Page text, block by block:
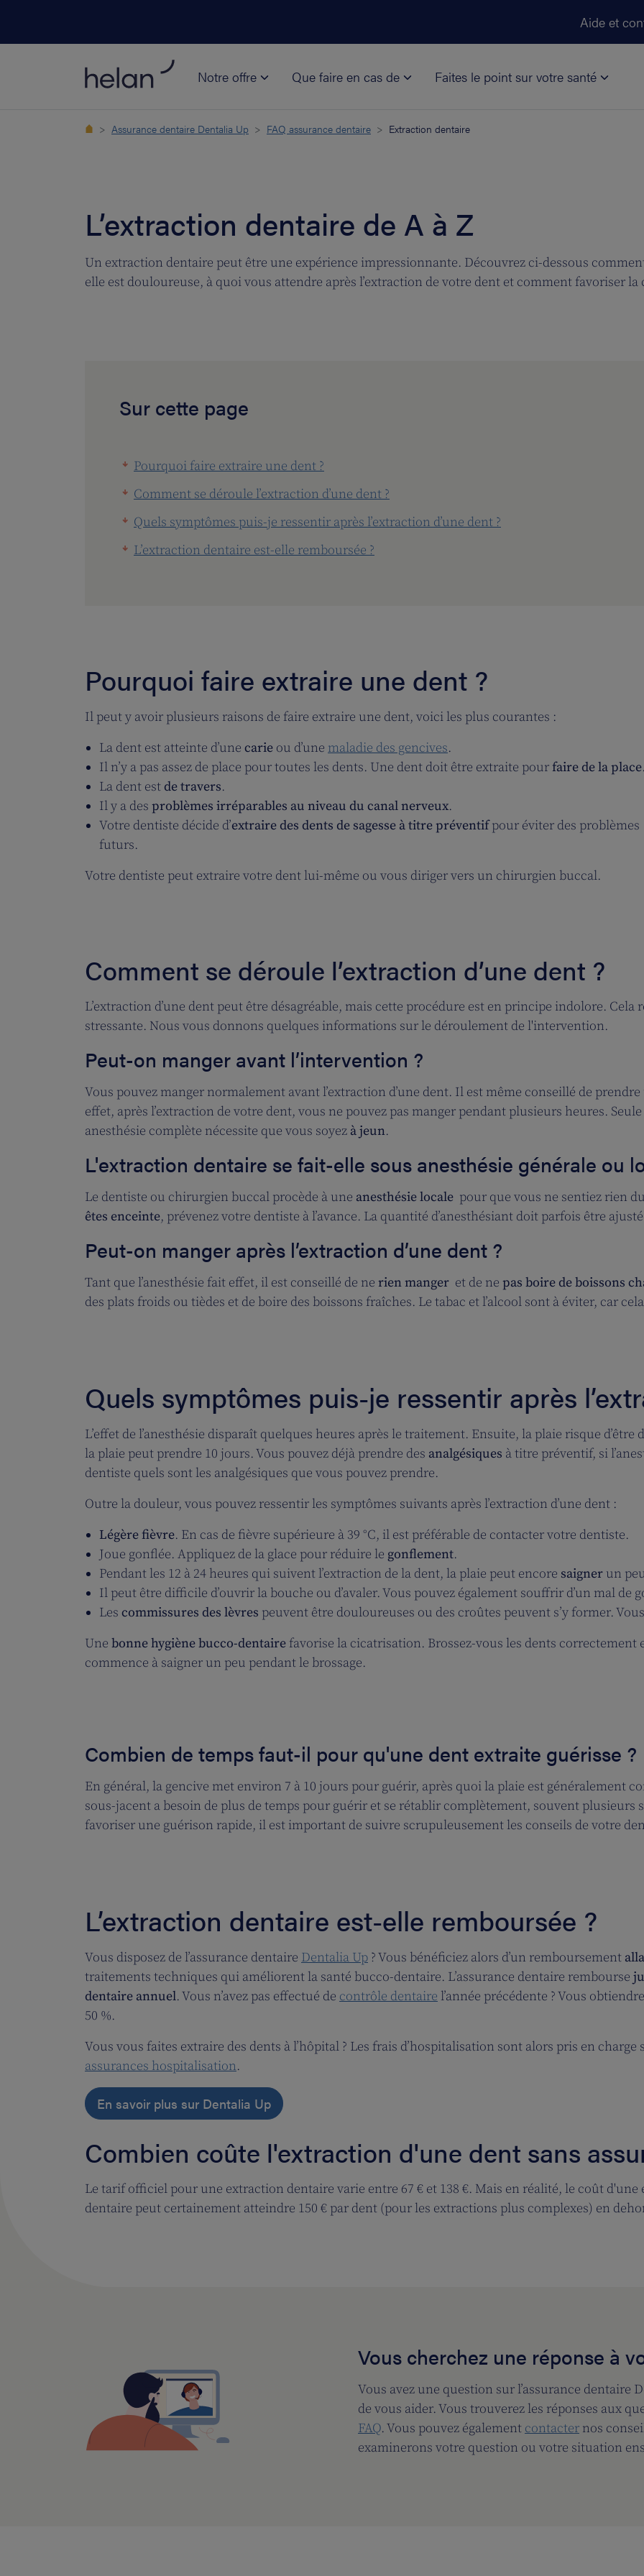
Aide et
Notre offre Que faire en cas de Faites le point sur votre santé
Assurance dentaire Dentalia Up FAQ assurance dentaire Extraction dentaire
L’extraction dentaire de A à Z
Un extraction dentaire peut être une expérience impressionnante. Découvrez ci-dessous
elle est douloureuse, à quoi vous attendre après l’extraction de votre dent et comment favoriser
Sur cette page
Pourquoi faire extraire une dent ?
Comment se déroule l’extraction d’une dent ?
Quels symptômes puis-je ressentir après l’extraction d’une dent ?
L’extraction dentaire est-elle remboursée ?
Pourquoi faire extraire une dent ?
Il peut y avoir plusieurs raisons de faire extraire une dent, voici les plus courantes :
La dent est atteinte d’une carie ou d’une maladie des gencives.
Il n’y a pas assez de place pour toutes les dents. Une dent doit être extraite pourfaire de la place
La dent est de travers.
Il y a des problèmes irréparables au niveau du canal nerveux.
Votre dentiste décide d’extraire des dents de sagesse à titre préventifpour éviter des problèmes
futurs.
Votre dentiste peut extraire votre dent lui-même ou vous diriger vers un chirurgien buccal.
Comment se déroule l’extraction d’une dent ?
L’extraction d’une dent peut être désagréable, mais cette procédure est en principe indolore.
stressante. Nous vous donnons quelques informations sur le déroulement de l'intervention.
Peut-on manger avant l’intervention ?
Vous pouvez manger normalement avant l’extraction d’une dent. Il est même conseillé de
effet, après l’extraction de votre dent, vous ne pouvez pas manger pendant plusieurs heures. Seule
anesthésie complète nécessite que vous soyez à jeun.
L'extraction dentaire se fait-elle sous anesthésie générale ou
Le dentiste ou chirurgien buccal procède à une anesthésie locale pour que vous ne sentiez rien
êtes enceinte, prévenez votre dentiste à l’avance. La quantité d’anesthésiant doit parfois être
Peut-on manger après l’extraction d’une dent ?
Tant que l’anesthésie fait effet, il est conseillé de ne rien manger et de ne pas boire de boissons
des plats froids ou tièdes et de boire des boissons fraîches. Le tabac et l’alcool sont à éviter, car
Quels symptômes puis-je ressentir après
L’effet de l’anesthésie disparaît quelques heures après le traitement. Ensuite, la plaie risque
la plaie peut prendre 10 jours. Vous pouvez déjà prendre des analgésiques à titre préventif, si
dentiste quels sont les analgésiques que vous pouvez prendre.
Outre la douleur, vous pouvez ressentir les symptômes suivants après l’extraction d’une dent :
Légère fièvre. En cas de fièvre supérieure à 39 °C, il est préférable de contacter votre dentiste.
Joue gonflée. Appliquez de la glace pour réduire le gonflement.
Pendant les 12 à 24 heures qui suivent l’extraction de la dent, la plaie peut encore saigner un
Il peut être difficile d’ouvrir la bouche ou d’avaler. Vous pouvez également souffrir d’un mal de
Les commissures des lèvres peuvent être douloureuses ou des croûtes peuvent s’y former.
Une bonne hygiène bucco-dentaire favorise la cicatrisation. Brossez-vous les dents correctement
commence à saigner un peu pendant le brossage.
Combien de temps faut-il pour qu'une dent extraite guérisse ?
En général, la gencive met environ 7 à 10 jours pour guérir, après quoi la plaie est généralement
sous-jacent a besoin de plus de temps pour guérir et se rétablir complètement, souvent plusieurs
favoriser une guérison rapide, il est important de suivre scrupuleusement les conseils de votre
L’extraction dentaire est-elle remboursée ?
Vous disposez de l’assurance dentaire Dentalia Up ? Vous bénéficiez alors d’un remboursement
traitements techniques qui améliorent la santé bucco-dentaire. L’assurance dentaire rembourse
dentaire annuel. Vous n’avez pas effectué de contrôle dentaire l’année précédente ? Vous
50 %.
Vous vous faites extraire des dents à l’hôpital ? Les frais d’hospitalisation sont alors pris en charge
assurances hospitalisation.
En savoir plus sur Dentalia Up
Combien coûte l'extraction d'une dent sans
Le tarif officiel pour une extraction dentaire varie entre 67 € et 138 €. Mais en réalité, le coût
dentaire peut certainement atteindre 150 € par dent (pour les extractions plus complexes) en
Vous cherchez une réponse à
Vous avez une question sur l’assurance dentaire
de vous aider. Vous trouverez les réponses aux
FAQ. Vous pouvez également contacternos
examinerons votre question ou votre situation